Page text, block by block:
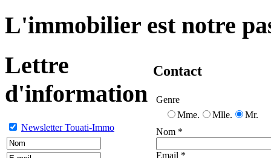
L'immobilier est notre
Contact
Genre
Mme.
Mlle.
Mr.
Nom *
Email *
Lettre
d'information
Newsletter Touati-Immo